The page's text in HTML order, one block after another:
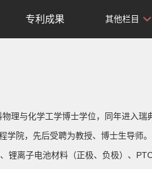
专利成果 其他栏目
理与化学工学博士学位，同年进入瑞
院，先后受聘为教授、博士生导师
锂离子电池材料（正极、负极）、